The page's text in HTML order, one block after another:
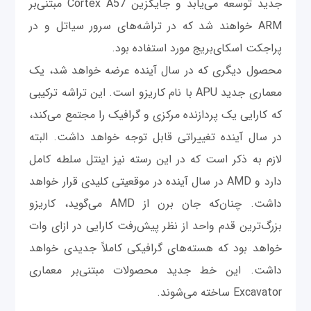
جدید توسعه می‌یابد و جایگزین Cortex A57 مبتنی‌بر
ARM خواهند شد که در تراشه‌های سرور سیاتل و در
پراجکت اسکای‌بریج مورد استفاده بود.
محصول دیگری که در سال آینده عرضه خواهد شد، یک
معماری جدید APU با نام کاریزو است. این تراشه ترکیبی
که کارایی یک پردازنده مرکزی و گرافیک را مجتمع می‌کند،
در سال آینده تغییراتی قابل توجه خواهد داشت. البته
لازم به ذکر است که در این رسته نیز اینتل سلطه کامل
دارد و AMD در سال آینده در موقعیتی کلیدی قرار خواهد
داشت. چنان‌که جان برن از AMD می‌گوید، کاریزو
بزرگ‌ترین قدم واحد از نظر پیش‌رفت کارایی در ازای وات
خواهد بود که هسته‌های گرافیکی کاملاً جدیدی خواهد
داشت. این خط جدید محصولات مبتنی‌بر معماری
Excavator ساخته می‌شوند.